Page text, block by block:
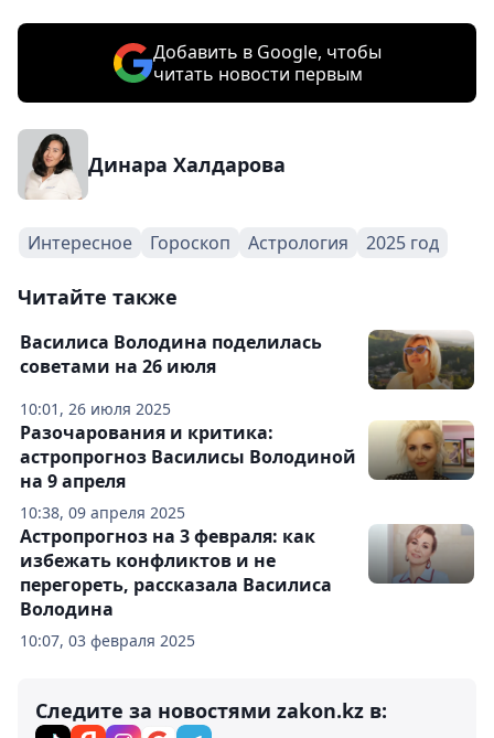
Добавить в Google, чтобы
читать новости первым
Динара Халдарова
Интересное Гороскоп Астрология 2025 год
Читайте также
10:01, 26 июля 2025
Василиса Володина поделилась
советами на 26 июля
10:38, 09 апреля 2025
Разочарования и критика:
астропрогноз Василисы Володиной
на 9 апреля
10:07, 03 февраля 2025
Астропрогноз на 3 февраля: как
избежать конфликтов и не
перегореть, рассказала Василиса
Володина
Следите за новостями zakon.kz в: